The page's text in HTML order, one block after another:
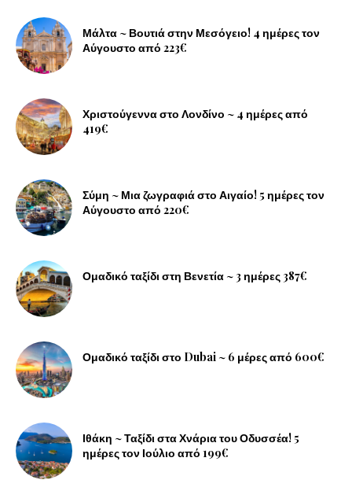
Μάλτα ~ Βουτιά στην Μεσόγειο! 4 ημέρες τον
Αύγουστο από 223€
Χριστούγεννα στο Λονδίνο ~ 4 ημέρες από
419€
Σύμη ~ Μια ζωγραφιά στο Αιγαίο! 5 ημέρες τον
Αύγουστο από 220€
Ομαδικό ταξίδι στη Βενετία ~ 3 ημέρες 387€
Ομαδικό ταξίδι στο Dubai ~ 6 μέρες από 600€
Ιθάκη ~ Ταξίδι στα Χνάρια του Οδυσσέα! 5
ημέρες τον Ιούλιο από 199€